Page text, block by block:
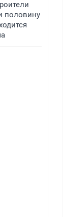
половину